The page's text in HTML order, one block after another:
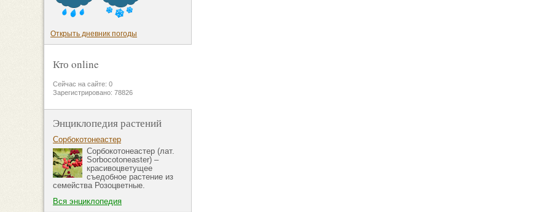
Открыть дневник погоды
Кто online
Сейчас на сайте: 0
Зарегистрировано: 78826
Энциклопедия растений
Сорбокотонеастер
Сорбокотонеастер (лат.
Sorbocotoneaster) –
красивоцветущее
съедобное растение из
семейства Розоцветные.
Вся энциклопедия